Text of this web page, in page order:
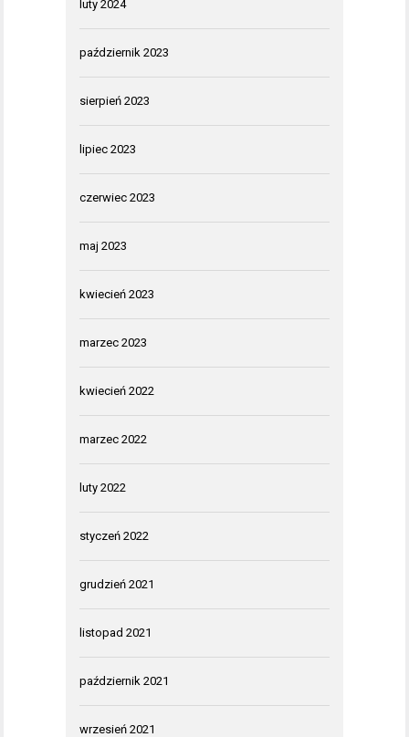
luty 2024
październik 2023
sierpień 2023
lipiec 2023
czerwiec 2023
maj 2023
kwiecień 2023
marzec 2023
kwiecień 2022
marzec 2022
luty 2022
styczeń 2022
grudzień 2021
listopad 2021
październik 2021
wrzesień 2021